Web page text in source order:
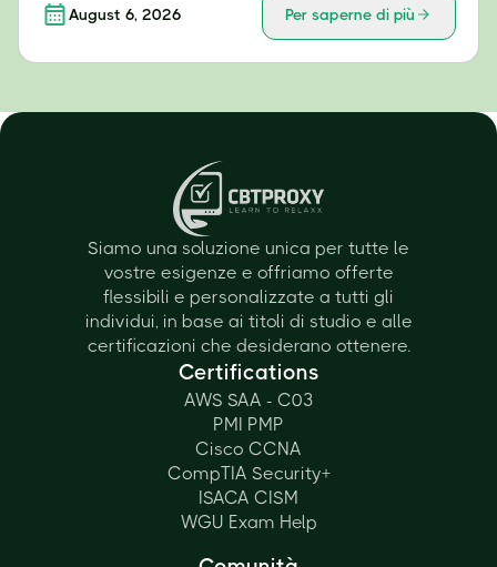
August 6, 2026 Per saperne di più
Siamo una soluzione unica per tutte le
vostre esigenze e offriamo offerte
flessibili e personalizzate a tutti gli
individui, in base ai titoli di studio e alle
certificazioni che desiderano ottenere.
Certifications
AWS SAA - C03
PMI PMP
Cisco CCNA
CompTIA Security+
ISACA CISM
WGU Exam Help